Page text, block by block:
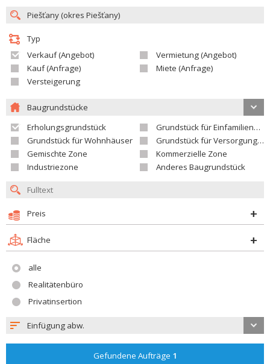
Typ
Verkauf (Angebot)
Vermietung (Angebot)
Kauf (Anfrage)
Miete (Anfrage)
Versteigerung
Baugrundstücke
Erholungsgrundstück
Grundstück für Einfamilienhäuser
Grundstück für Wohnhäuser
Grundstück für Versorgungseinrichtungen
Gemischte Zone
Kommerzielle Zone
Industriezone
Anderes Baugrundstück
Preis
Fläche
alle
Realitätenbüro
Privatinsertion
Einfügung abw.
Gefundene Aufträge 1